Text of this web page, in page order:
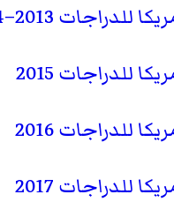
للدراجات 2013–14
للدراجات 2015
للدراجات 2016
للدراجات 2017